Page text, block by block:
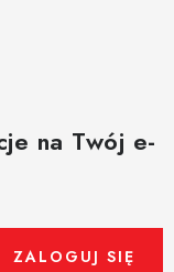
na Twój e-
ZALOGUJ SIĘ